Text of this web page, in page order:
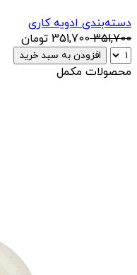
دسته‌بندی ادویه کاری
351,700
351,700 تومان
افزودن به سبد خرید
محصولات مکمل